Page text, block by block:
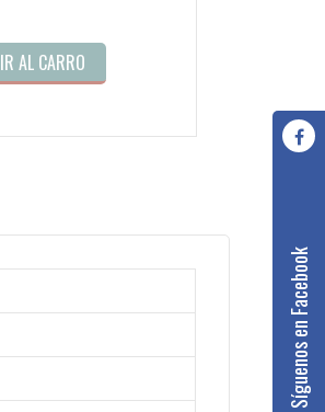
Síguenos en Facebook
AL CARRO